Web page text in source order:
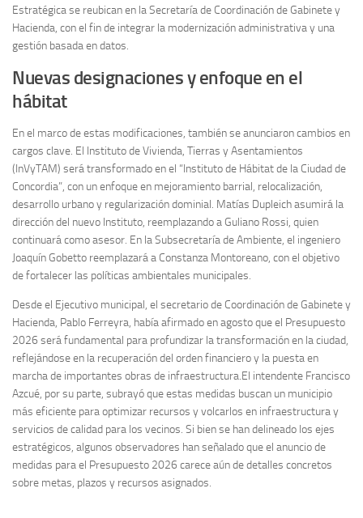
Estratégica se reubican en la Secretaría de Coordinación de Gabinete y
Hacienda, con el fin de integrar la modernización administrativa y una
gestión basada en datos.
Nuevas designaciones y enfoque en el
hábitat
En el marco de estas modificaciones, también se anunciaron cambios en
cargos clave. El Instituto de Vivienda, Tierras y Asentamientos
(InVyTAM) será transformado en el “Instituto de Hábitat de la Ciudad de
Concordia”, con un enfoque en mejoramiento barrial, relocalización,
desarrollo urbano y regularización dominial. Matías Dupleich asumirá la
dirección del nuevo Instituto, reemplazando a Guliano Rossi, quien
continuará como asesor. En la Subsecretaría de Ambiente, el ingeniero
Joaquín Gobetto reemplazará a Constanza Montoreano, con el objetivo
de fortalecer las políticas ambientales municipales.
Desde el Ejecutivo municipal, el secretario de Coordinación de Gabinete y
Hacienda, Pablo Ferreyra, había afirmado en agosto que el Presupuesto
2026 será fundamental para profundizar la transformación en la ciudad,
reflejándose en la recuperación del orden financiero y la puesta en
marcha de importantes obras de infraestructura.El intendente Francisco
Azcué, por su parte, subrayó que estas medidas buscan un municipio
más eficiente para optimizar recursos y volcarlos en infraestructura y
servicios de calidad para los vecinos. Si bien se han delineado los ejes
estratégicos, algunos observadores han señalado que el anuncio de
medidas para el Presupuesto 2026 carece aún de detalles concretos
sobre metas, plazos y recursos asignados.